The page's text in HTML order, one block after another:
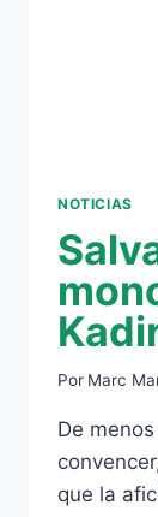
NOTICIAS
Por Marc
De
que la